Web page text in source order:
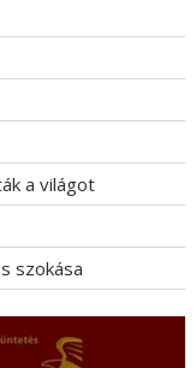
a világot
szokása